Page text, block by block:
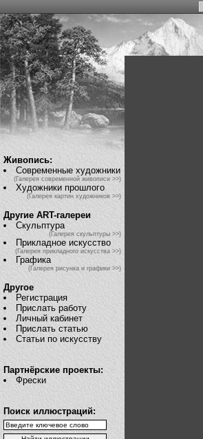
Живопись:
Современные художники
(Галерея современной живописи >>)
Художники прошлого
(Галерея картин художников >>)
Другие ART-галереи
Скульптура
(Галерея скульптуры >>)
Прикладное искусство
(Галерея прикладного искусства >>)
Графика
(Галерея рисунка и графики >>)
Другое
Регистрация
Прислать работу
Личный кабинет
Прислать статью
Статьи по искусству
Партнёрские проекты:
Фрески
Поиск иллюстраций: